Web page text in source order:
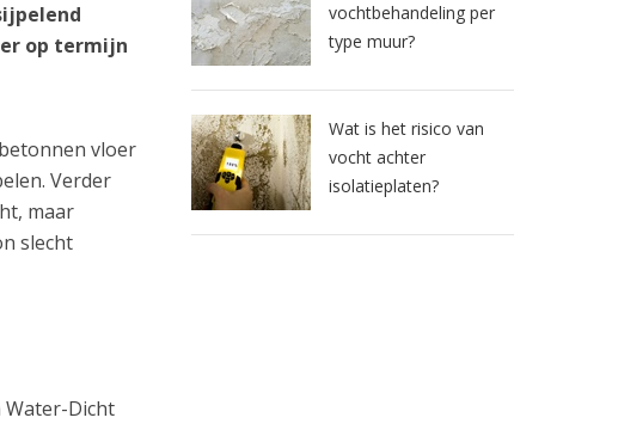
op termijn
vloer
Verder
maar
slecht
Water-Dicht
vochtbehandeling per
type muur?
Wat is het risico van
vocht achter
isolatieplaten?